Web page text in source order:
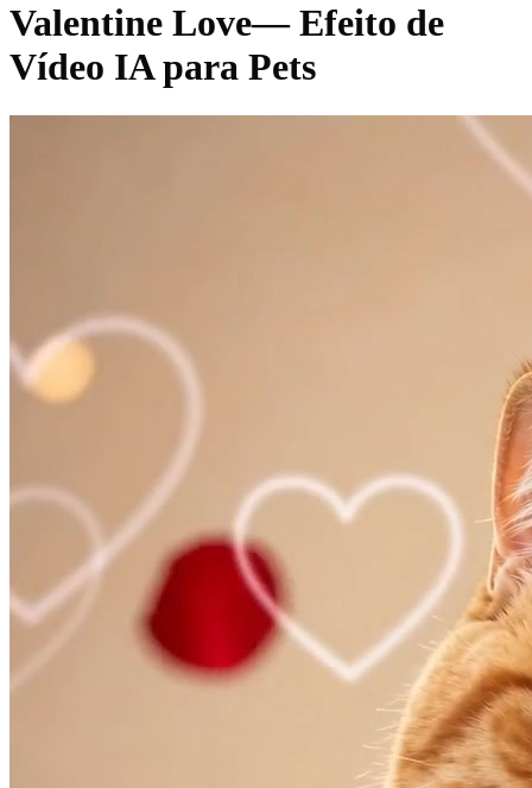
Valentine Love— Efeito de
Vídeo IA para Pets